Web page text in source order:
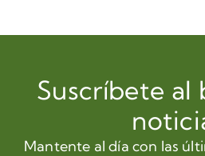
Suscríbete al
Mantente al día con las